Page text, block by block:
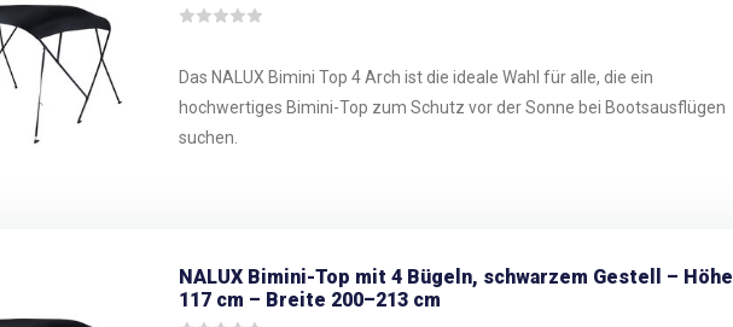
Das NALUX Bimini Top 4 Arch ist die ideale Wahl für alle, die ein
hochwertiges Bimini-Top zum Schutz vor der Sonne bei Bootsausflügen
suchen.
NALUX Bimini-Top mit 4 Bügeln, schwarzem Gestell – Höhe
117 cm – Breite 200–213 cm